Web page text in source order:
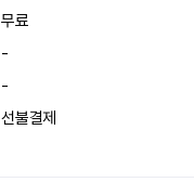
무료
-
-
선불결제